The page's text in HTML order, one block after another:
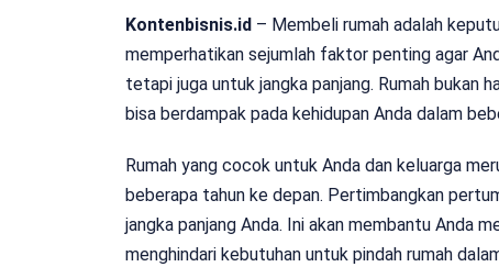
Kontenbisnis.id – Membeli rumah adalah
memperhatikan sejumlah faktor penting agar
tetapi juga untuk jangka panjang. Rumah bukan
bisa berdampak pada kehidupan Anda dalam
Rumah yang cocok untuk Anda dan keluarga
beberapa tahun ke depan. Pertimbangkan
jangka panjang Anda. Ini akan membantu Anda
menghindari kebutuhan untuk pindah rumah